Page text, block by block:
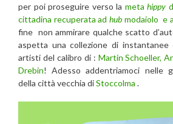
per poi proseguire verso la meta hippy
cittadina recuperata ad hub modaiolo e
fine non ammirare qualche scatto
aspetta una collezione di
artisti del calibro di : Martin Schoeller,
Drebin! Adesso addentriamoci nelle
della città vecchia diStoccolma .